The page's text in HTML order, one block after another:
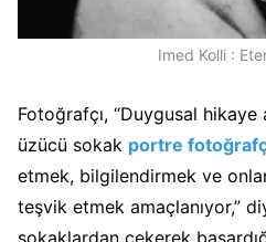
Imed Kolli :
Fotoğrafçı, “Duygusal hikaye
üzücü sokak portre
etmek, bilgilendirmek ve
teşvik etmek amaçlanıyor,”